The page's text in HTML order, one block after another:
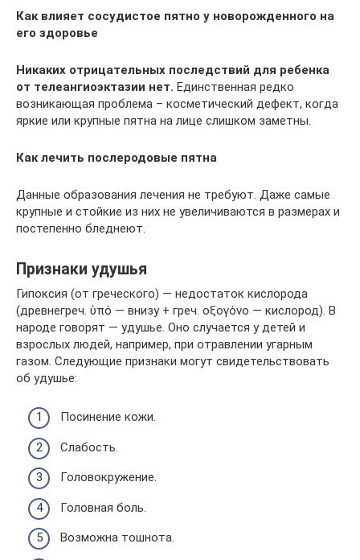
Как влияет сосудистое пятно у новорожденного на
его здоровье
Никаких отрицательных последствий для ребенка
от телеангиоэктазии нет. Единственная редко
возникающая проблема – косметический дефект, когда
яркие или крупные пятна на лице слишком заметны.
Как лечить послеродовые пятна
Данные образования лечения не требуют. Даже самые
крупные и стойкие из них не увеличиваются в размерах и
постепенно бледнеют.
Признаки удушья
Гипоксия (от греческого) — недостаток кислорода
(древнегреч. ὑπό — внизу + греч. οξογόνο — кислород). В
народе говорят — удушье. Оно случается у детей и
взрослых людей, например, при отравлении угарным
газом. Следующие признаки могут свидетельствовать
об удушье:
Посинение кожи.
Слабость.
Головокружение.
Головная боль.
Возможна тошнота.